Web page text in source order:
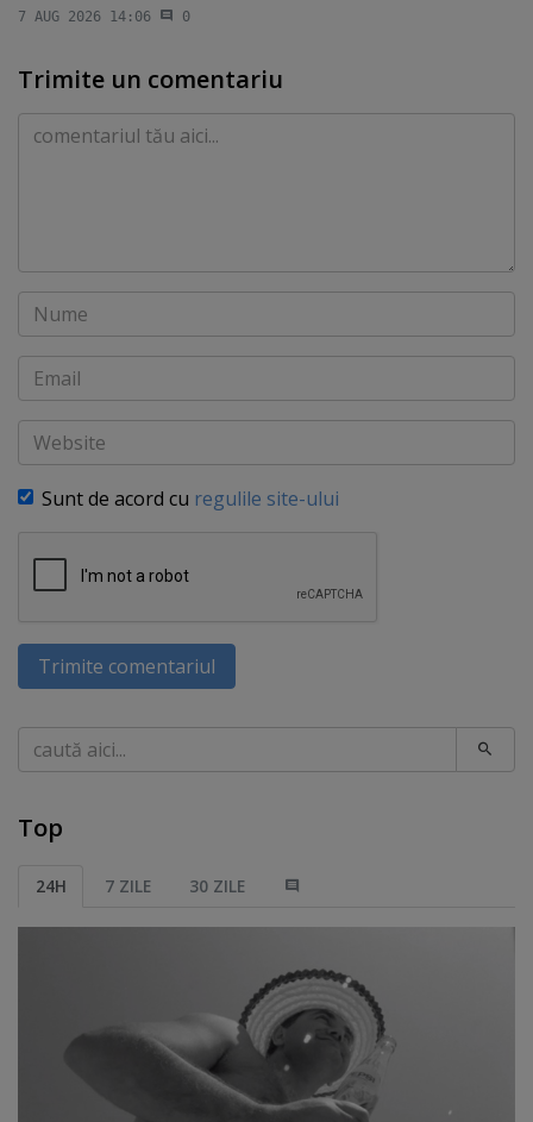
7 AUG 2026 14:06 0
Trimite un comentariu
Comentariu
Nume
Email
Website
Sunt de acord cu regulile site-ului
Trimite comentariul
Caută
Top
24H 7 ZILE 30 ZILE